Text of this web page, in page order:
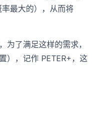
最大的），从而将
为了满足这样的需求，
），记作 PETER+，这